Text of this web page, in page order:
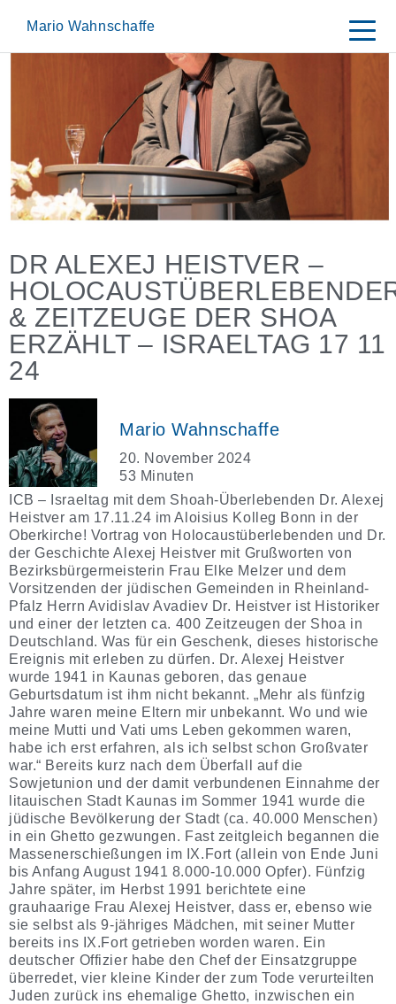
Mario Wahnschaffe
DR ALEXEJ HEISTVER –
& ZEITZEUGE DER SHOA
ERZÄHLT – ISRAELTAG 17 11
24
Mario Wahnschaffe
20. November 2024
53 Minuten
ICB – Israeltag mit dem Shoah-Überlebenden Dr. Alexej
Heistver am 17.11.24 im Aloisius Kolleg Bonn in der
Oberkirche! Vortrag von Holocaustüberlebenden und Dr.
der Geschichte Alexej Heistver mit Grußworten von
Bezirksbürgermeisterin Frau Elke Melzer und dem
Vorsitzenden der jüdischen Gemeinden in Rheinland-
Pfalz Herrn Avidislav Avadiev Dr. Heistver ist Historiker
und einer der letzten ca. 400 Zeitzeugen der Shoa in
Deutschland. Was für ein Geschenk, dieses historische
Ereignis mit erleben zu dürfen. Dr. Alexej Heistver
wurde 1941 in Kaunas geboren, das genaue
Geburtsdatum ist ihm nicht bekannt. „Mehr als fünfzig
Jahre waren meine Eltern mir unbekannt. Wo und wie
meine Mutti und Vati ums Leben gekommen waren,
habe ich erst erfahren, als ich selbst schon Großvater
war.“ Bereits kurz nach dem Überfall auf die
Sowjetunion und der damit verbundenen Einnahme der
litauischen Stadt Kaunas im Sommer 1941 wurde die
jüdische Bevölkerung der Stadt (ca. 40.000 Menschen)
in ein Ghetto gezwungen. Fast zeitgleich begannen die
Massenerschießungen im IX.Fort (allein von Ende Juni
bis Anfang August 1941 8.000-10.000 Opfer). Fünfzig
Jahre später, im Herbst 1991 berichtete eine
grauhaarige Frau Alexej Heistver, dass er, ebenso wie
sie selbst als 9-jähriges Mädchen, mit seiner Mutter
bereits ins IX.Fort getrieben worden waren. Ein
deutscher Offizier habe den Chef der Einsatzgruppe
überredet, vier kleine Kinder der zum Tode verurteilten
Juden zurück ins ehemalige Ghetto, inzwischen ein